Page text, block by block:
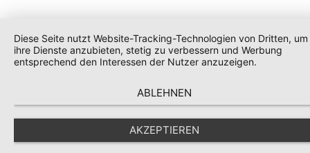
Diese Seite nutzt Website-Tracking-Technologien von Dritten, um
ihre Dienste anzubieten, stetig zu verbessern und Werbung
entsprechend den Interessen der Nutzer anzuzeigen.
ABLEHNEN
AKZEPTIEREN